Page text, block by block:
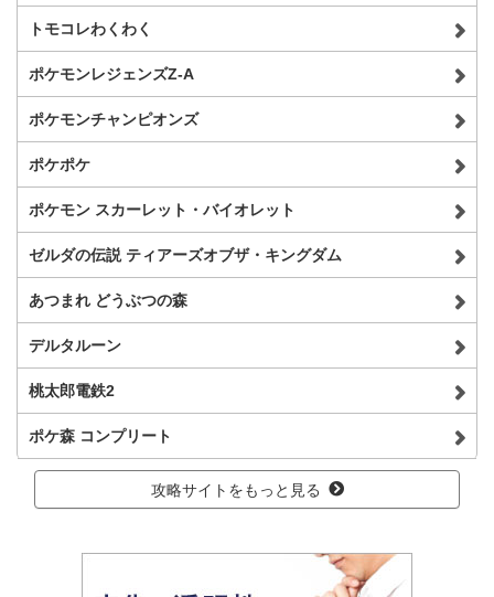
トモコレわくわく
ポケモンレジェンズZ-A
ポケモンチャンピオンズ
ポケポケ
ポケモン スカーレット・バイオレット
ゼルダの伝説 ティアーズオブザ・キングダム
あつまれ どうぶつの森
デルタルーン
桃太郎電鉄2
ポケ森 コンプリート
攻略サイトをもっと見る